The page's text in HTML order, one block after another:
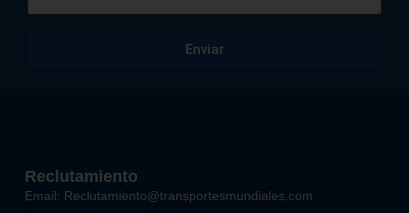
Enviar
Reclutamiento
Email: Reclutamiento@transportesmundiales.com